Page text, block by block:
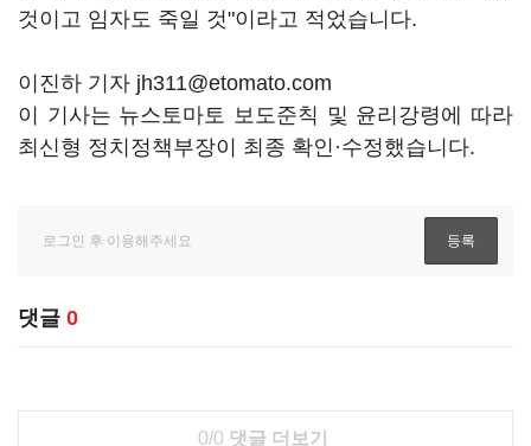
것이고 임자도 죽일 것"이라고 적었습니다.
이진하 기자 jh311@etomato.com
이 기사는 뉴스토마토 보도준칙 및 윤리강령에 따라
최신형 정치정책부장이 최종 확인·수정했습니다.
댓글 0
0/0 댓글 더보기